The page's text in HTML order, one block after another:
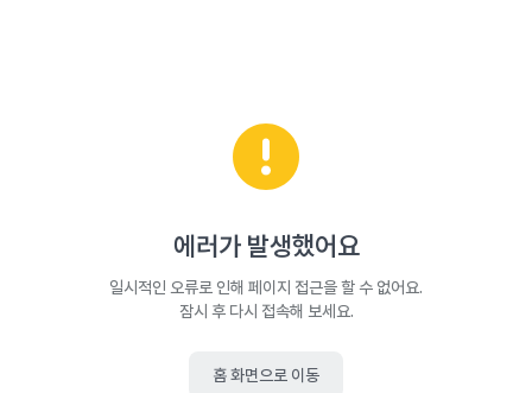
에러가 발생했어요
일시적인 오류로 인해 페이지 접근을 할 수 없어요.
잠시 후 다시 접속해 보세요.
홈 화면으로 이동